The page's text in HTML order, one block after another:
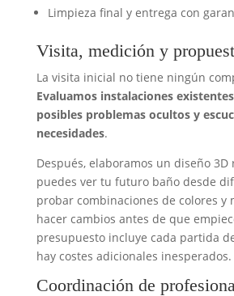
Limpieza final y entrega con
Visita, medición y
La visita inicial no tiene ningún
Evaluamos instalaciones
posibles problemas ocultos y
necesidades.
Después, elaboramos un diseño
puedes ver tu futuro baño desde
probar combinaciones de colores y
hacer cambios antes de que
presupuesto incluye cada partida
hay costes adicionales inesperados.
Coordinación de